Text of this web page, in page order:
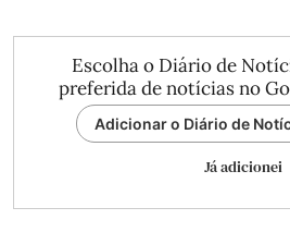
Escolha o Diário de
preferida de notícias no
Adicionar o Diário de
Já adicionei